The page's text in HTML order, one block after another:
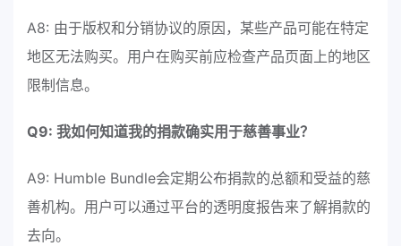
A8: 由于版权和分销协议的原因，某些产品可能在特定
地区无法购买。用户在购买前应检查产品页面上的地区
限制信息。
Q9: 我如何知道我的捐款确实用于慈善事业？
A9: Humble Bundle会定期公布捐款的总额和受益的慈
善机构。用户可以通过平台的透明度报告来了解捐款的
去向。